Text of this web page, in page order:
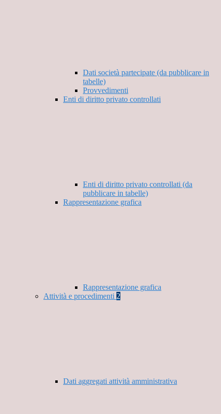
Dati società partecipate (da pubblicare in
tabelle)
Provvedimenti
Enti di diritto privato controllati
Enti di diritto privato controllati (da
pubblicare in tabelle)
Rappresentazione grafica
Rappresentazione grafica
Attività e procedimenti 2
Dati aggregati attività amministrativa